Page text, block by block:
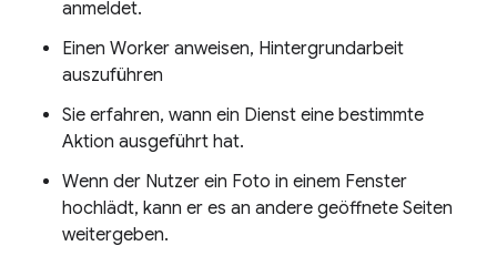
anmeldet.
Einen Worker anweisen, Hintergrundarbeit
auszuführen
Sie erfahren, wann ein Dienst eine bestimmte
Aktion ausgeführt hat.
Wenn der Nutzer ein Foto in einem Fenster
hochlädt, kann er es an andere geöffnete Seiten
weitergeben.